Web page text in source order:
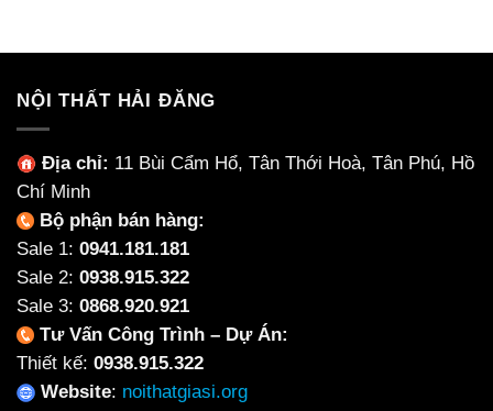
NỘI THẤT HẢI ĐĂNG
Địa chỉ: 11 Bùi Cẩm Hổ, Tân Thới Hoà, Tân Phú, Hồ
Chí Minh
Bộ phận bán hàng:
Sale 1: 0941.181.181
Sale 2: 0938.915.322
Sale 3: 0868.920.921
Tư Vấn Công Trình – Dự Án:
Thiết kế: 0938.915.322
Website: noithatgiasi.org